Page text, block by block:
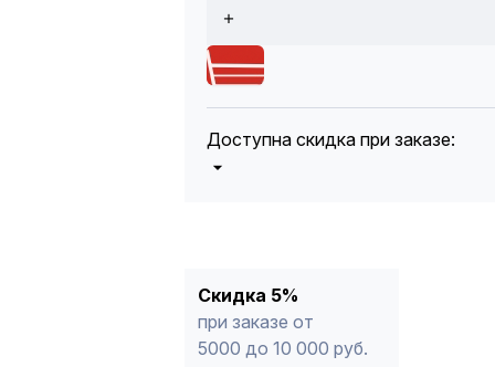
Доступна скидка при заказе:
* -Для заказов, состоящих
продукции, максимальная скидка
Скидка 5%
при заказе от
5000 до 10 000 руб.